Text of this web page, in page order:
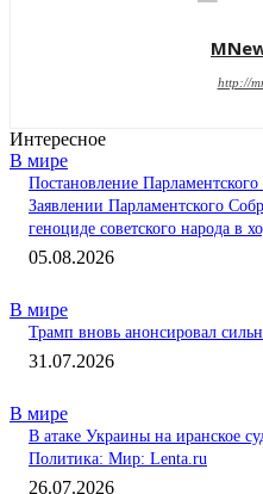
http://
Интересное
В мире
Постановление
Заявлении Парламентского
геноциде советского народа в
05.08.2026
В мире
Трамп вновь анонсировал
31.07.2026
В мире
В атаке Украины на иранское
Политика: Мир: Lenta.ru
26.07.2026